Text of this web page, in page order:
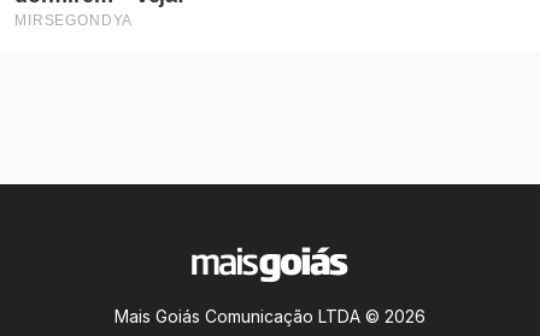
Mais Goiás Comunicação LTDA © 2026